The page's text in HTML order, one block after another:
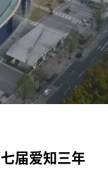
） 正式向
的作品，涵盖
种创作媒介。
届爱知三年